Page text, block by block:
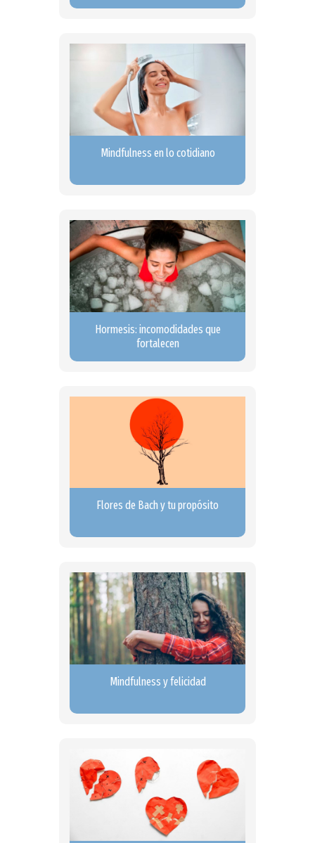
Mindfulness en lo cotidiano
Hormesis: incomodidades que
fortalecen
Flores de Bach y tu propósito
Mindfulness y felicidad